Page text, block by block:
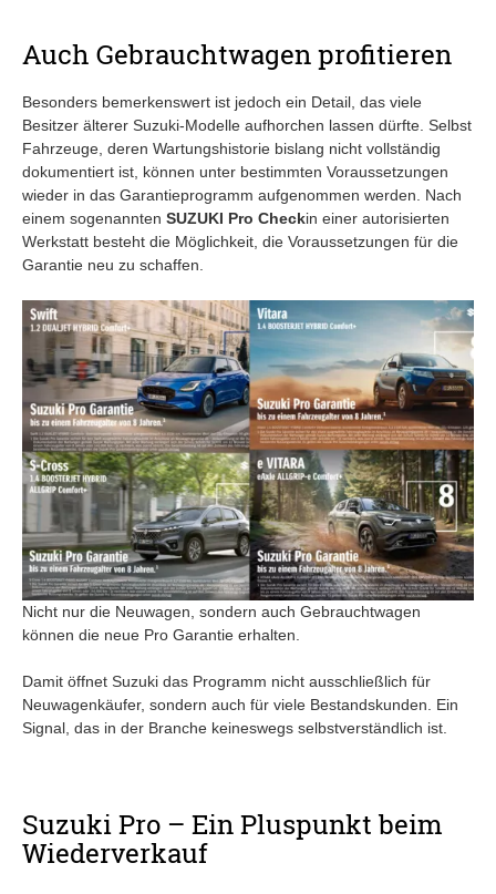
Auch Gebrauchtwagen profitieren
Besonders bemerkenswert ist jedoch ein Detail, das viele
Besitzer älterer Suzuki-Modelle aufhorchen lassen dürfte. Selbst
Fahrzeuge, deren Wartungshistorie bislang nicht vollständig
dokumentiert ist, können unter bestimmten Voraussetzungen
wieder in das Garantieprogramm aufgenommen werden. Nach
einem sogenannten SUZUKI Pro Checkin einer autorisierten
Werkstatt besteht die Möglichkeit, die Voraussetzungen für die
Garantie neu zu schaffen.
Nicht nur die Neuwagen, sondern auch Gebrauchtwagen
können die neue Pro Garantie erhalten.
Damit öffnet Suzuki das Programm nicht ausschließlich für
Neuwagenkäufer, sondern auch für viele Bestandskunden. Ein
Signal, das in der Branche keineswegs selbstverständlich ist.
Suzuki Pro – Ein Pluspunkt beim
Wiederverkauf